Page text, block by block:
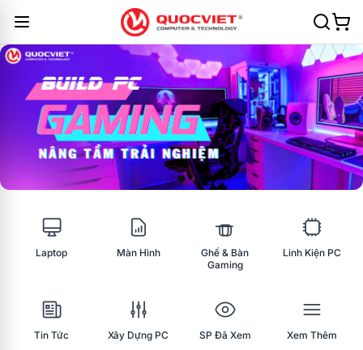
Laptop Màn Hình
Ghế & Bàn
Gaming
Linh Kiện PC
Tin Tức Xây Dựng PC SP Đã Xem Xem Thêm